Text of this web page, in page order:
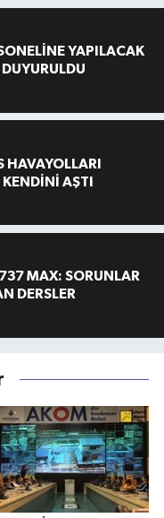
YAPILACAK
HAVAYOLLARI
AŞTI
MAX: SORUNLAR
DERSLER